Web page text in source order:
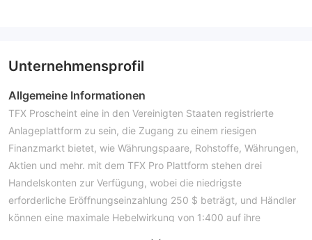
Unternehmensprofil
Allgemeine Informationen
TFX Proscheint eine in den Vereinigten Staaten registrierte
Anlageplattform zu sein, die Zugang zu einem riesigen
Finanzmarkt bietet, wie Währungspaare, Rohstoffe, Währungen,
Aktien und mehr. mit dem TFX Pro Plattform stehen drei
Handelskonten zur Verfügung, wobei die niedrigste
erforderliche Eröffnungseinzahlung 250 $ beträgt, und Händler
können eine maximale Hebelwirkung von 1:400 auf ihre